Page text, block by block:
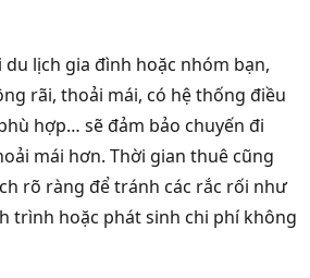
lịch gia đình hoặc nhóm bạn,
rãi, thoải mái, có hệ thống điều
hợp… sẽ đảm bảo chuyến đi
mái hơn. Thời gian thuê cũng
rõ ràng để tránh các rắc rối như
trình hoặc phát sinh chi phí không